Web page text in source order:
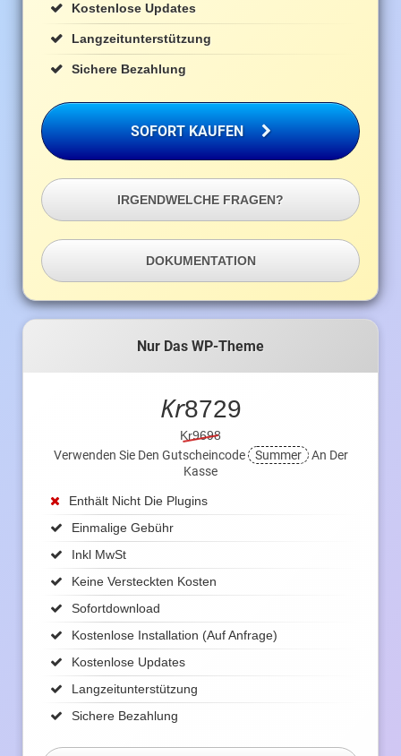
Kostenlose Updates
Langzeitunterstützung
Sichere Bezahlung
SOFORT KAUFEN
IRGENDWELCHE FRAGEN?
DOKUMENTATION
Nur Das WP-Theme
Kr8729
Kr9698
Verwenden Sie Den Gutscheincode
Summer An Der
Kasse
Enthält Nicht Die Plugins
Einmalige Gebühr
Inkl MwSt
Keine Versteckten Kosten
Sofortdownload
Kostenlose Installation (auf Anfrage)
Kostenlose Updates
Langzeitunterstützung
Sichere Bezahlung